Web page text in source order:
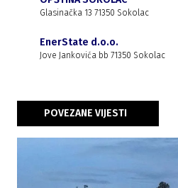
Glasinačka 13 71350 Sokolac
EnerState d.o.o.
Jove Jankovića bb 71350 Sokolac
POVEZANE VIJESTI